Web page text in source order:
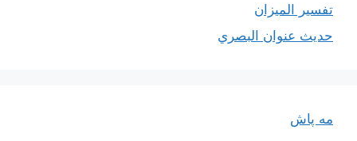
تفسير الميزان
حديث عنوان البصري
مه پاش